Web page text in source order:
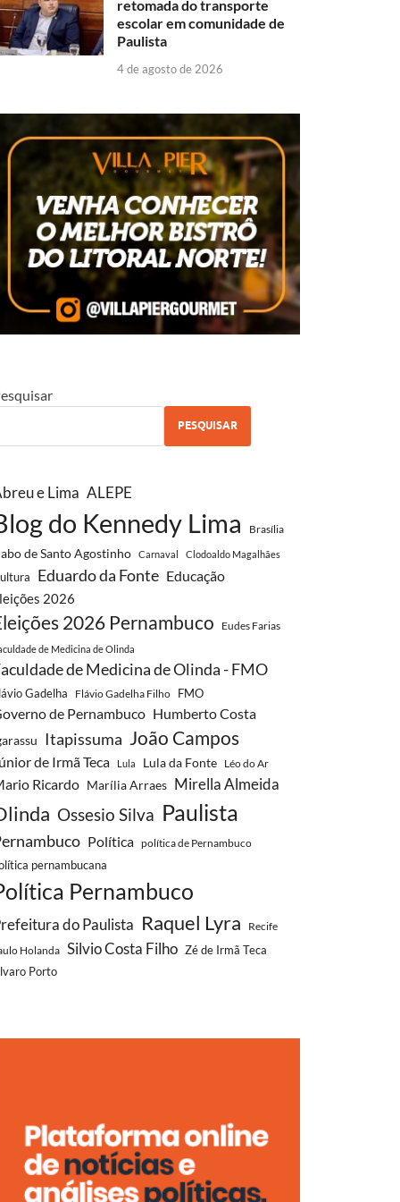
retomada do transporte
escolar em comunidade de
Paulista
4 de agosto de 2026
PESQUISAR
e Lima ALEPE
do Kennedy Lima Brasília
de Santo Agostinho Carnaval Clodoaldo Magalhães
Eduardo da Fonte Educação
2026
2026 Pernambuco Eudes Farias
de Medicina de Olinda
de Medicina de Olinda - FMO
Gadelha Flávio Gadelha Filho FMO
de Pernambuco Humberto Costa
Itapissuma João Campos
de Irmã Teca Lula Lula da Fonte Léo do Ar
Ricardo Marília Arraes Mirella Almeida
Ossesio Silva Paulista
Política política de Pernambuco
pernambucana
Pernambuco
do Paulista Raquel Lyra
Recife
Holanda Silvio Costa Filho Zé de Irmã Teca
Porto